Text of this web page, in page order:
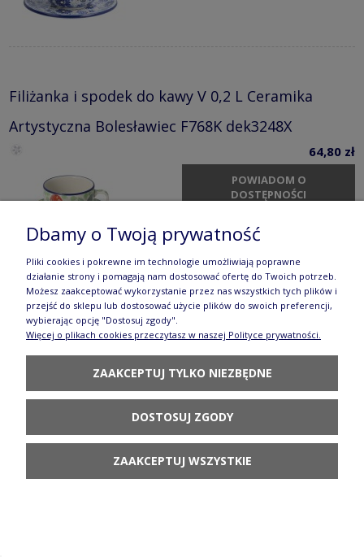
Filiżanka i spodek do kawy V 0,2 L Ceramika
Artystyczna Bolesławiec F768K dek3248X
64,80 zł
POWIADOM O
DOSTĘPNOŚCI
Filiżanka i spodek do kawy V 0,2 L Ceramika
Artystyczna Bolesławiec F768K dek3328X
DO KOSZYKA
Dbamy o Twoją prywatność
Pliki cookies i pokrewne im technologie umożliwiają poprawne
działanie strony i pomagają nam dostosować ofertę do Twoich potrzeb.
Możesz zaakceptować wykorzystanie przez nas wszystkich tych plików i
przejść do sklepu lub dostosować użycie plików do swoich preferencji,
wybierając opcję "Dostosuj zgody".
Więcej o plikach cookies przeczytasz w naszej Polityce prywatności.
ZAAKCEPTUJ TYLKO NIEZBĘDNE
DOSTOSUJ ZGODY
ZAAKCEPTUJ WSZYSTKIE